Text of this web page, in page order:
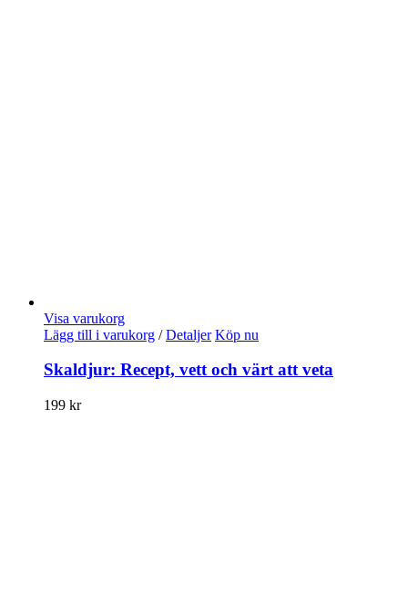
Visa varukorg
Lägg till i varukorg / Detaljer Köp nu
Skaldjur: Recept, vett och värt att veta
199 kr